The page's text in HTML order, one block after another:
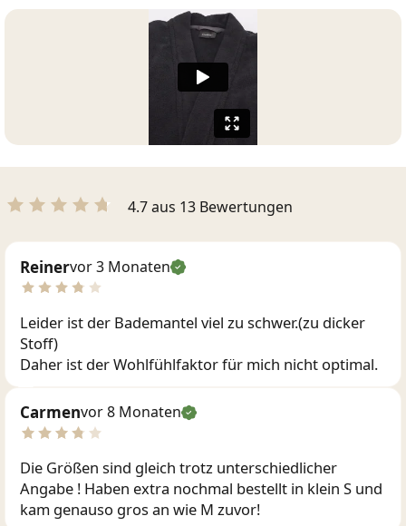
4.7 aus 13 Bewertungen
Reinervor 3 Monaten
Leider ist der Bademantel viel zu schwer.(zu dicker
Stoff)
Daher ist der Wohlfühlfaktor für mich nicht optimal.
Carmenvor 8 Monaten
Die Größen sind gleich trotz unterschiedlicher
Angabe ! Haben extra nochmal bestellt in klein S und
kam genauso gros an wie M zuvor!